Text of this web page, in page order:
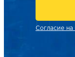
Согласие на